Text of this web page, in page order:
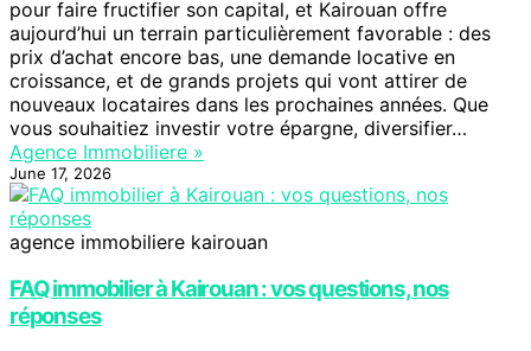
pour faire fructifier son capital, et Kairouan offre
aujourd’hui un terrain particulièrement favorable : des
prix d’achat encore bas, une demande locative en
croissance, et de grands projets qui vont attirer de
nouveaux locataires dans les prochaines années. Que
vous souhaitiez investir votre épargne, diversifier…
Agence Immobiliere »
June 17, 2026
agence immobiliere kairouan
FAQ immobilier à Kairouan : vos questions, nos
réponses